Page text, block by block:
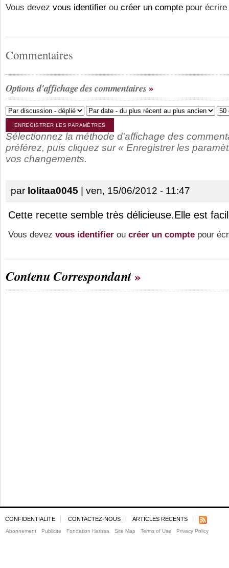
Vous devez vous identifier ou créer un compte pour
Commentaires
Options d'affichage des commentaires
Sélectionnez la méthode d'affichage des
préférez, puis cliquez sur « Enregistrer les
vos changements.
par lolitaa0045 | ven, 15/06/2012 - 11:47
Cette recette semble très délicieuse.Elle est
Vous devez vous identifier ou créer un compte pour
Contenu Correspondant
CONFIDENTIALITE CONTACTEZ-NOUS ARTICLES RECENTS
Abonnement Publicite Fondation Harissa Site Map Terms of Use Privacy Policy